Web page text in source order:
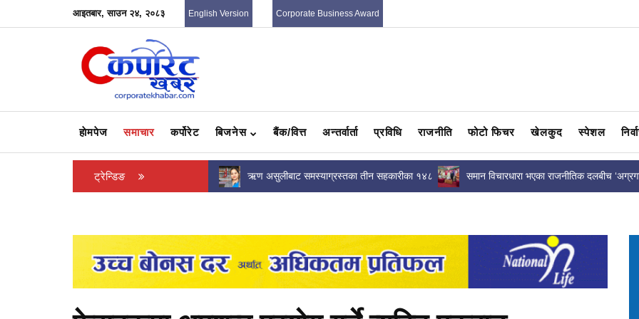
आइतबार, साउन २४, २०८३ English Version Corporate Business Award
हाेमपेज समाचार कर्पोरेट बिजनेस बैंक/वित्त अन्तर्वार्ता प्रविधि राजनीति फोटो फिचर खेलकुद स्पेशल
ट्रेन्डिङ
कर तिर्ने करदाताको सधैं सम्मान हुनुपर्छ : रवि लामिछाने
ऋण असुलीबाट समस्याग्रस्तका तीन सहकारीका १४८
समान विचारधारा भएका राजनीतिक दलबीच